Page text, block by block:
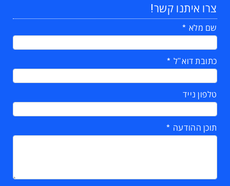
צרו איתנו קשר!
שם מלא
כתובת דוא"ל
טלפון נייד
תוכן ההודעה